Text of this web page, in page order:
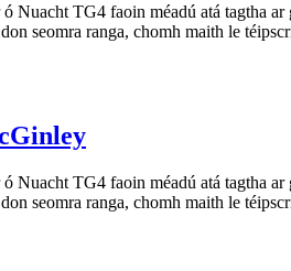
Nuacht TG4 faoin méadú atá tagtha
seomra ranga, chomh maith le
Nuacht TG4 faoin méadú atá tagtha
seomra ranga, chomh maith le